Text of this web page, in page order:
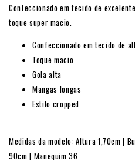
Confeccionado em tecido de
toque super macio.
Confeccionado em tecido de
Toque macio
Gola alta
Mangas longas
Estilo cropped
Medidas da modelo: Altura 1,70cm |
90cm | Manequim 36